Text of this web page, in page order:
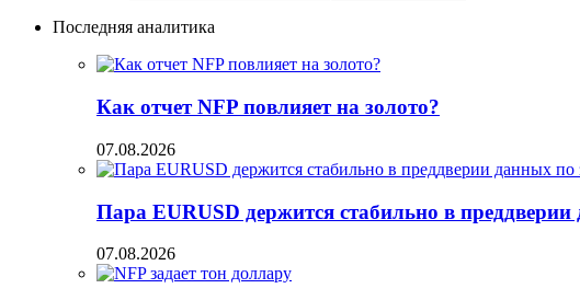
Последняя аналитика
Как отчет NFP повлияет на золото?
07.08.2026
Пара EURUSD держится стабильно в преддверии
07.08.2026